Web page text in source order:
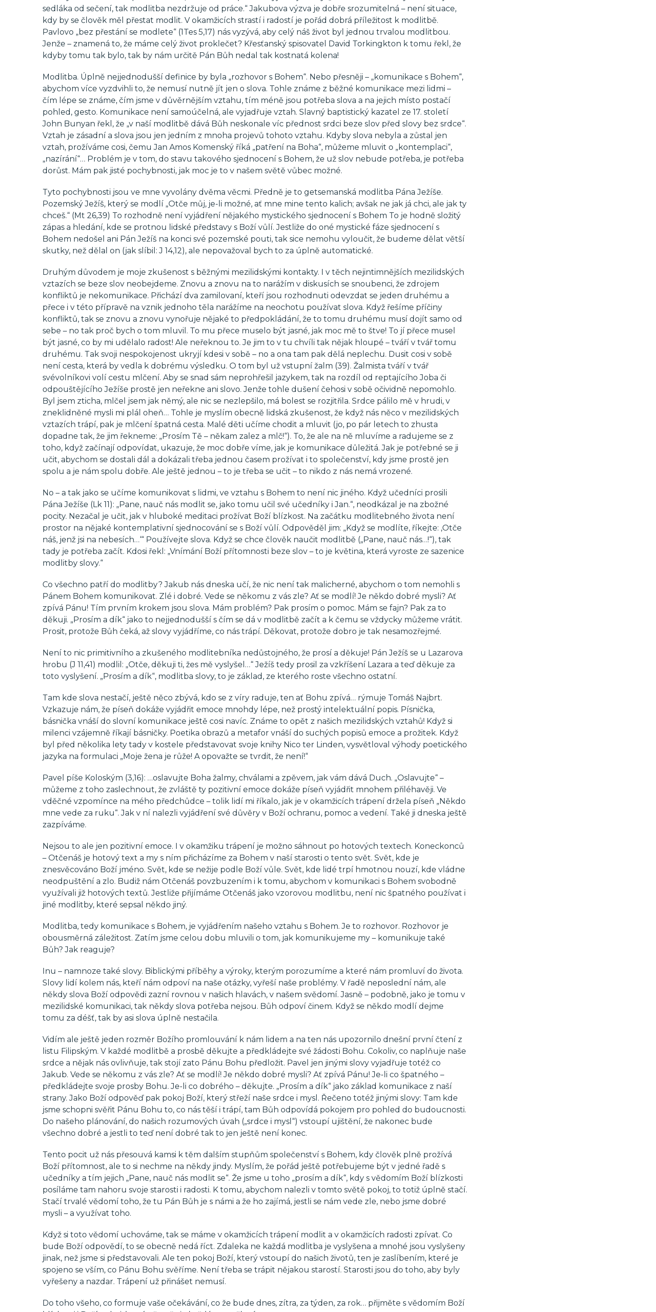
sedláka od sečení, tak modlitba nezdržuje od práce.“ Jakubova výzva je dobře srozumitelná – není situace,
kdy by se člověk měl přestat modlit. V okamžicích strastí i radostí je pořád dobrá příležitost k modlitbě.
Pavlovo „bez přestání se modlete“ (1Tes 5,17) nás vyzývá, aby celý náš život byl jednou trvalou modlitbou.
Jenže – znamená to, že máme celý život proklečet? Křesťanský spisovatel David Torkingkton k tomu řekl, že
kdyby tomu tak bylo, tak by nám určitě Pán Bůh nedal tak kostnatá kolena!
Modlitba. Úplně nejjednodušší definice by byla „rozhovor s Bohem“. Nebo přesněji – „komunikace s Bohem“,
abychom více vyzdvihli to, že nemusí nutně jít jen o slova. Tohle známe z běžné komunikace mezi lidmi –
čím lépe se známe, čím jsme v důvěrnějším vztahu, tím méně jsou potřeba slova a na jejich místo postačí
pohled, gesto. Komunikace není samoúčelná, ale vyjadřuje vztah. Slavný baptistický kazatel ze 17. století
John Bunyan řekl, že „v naší modlitbě dává Bůh neskonale víc přednost srdci beze slov před slovy bez srdce“.
Vztah je zásadní a slova jsou jen jedním z mnoha projevů tohoto vztahu. Kdyby slova nebyla a zůstal jen
vztah, prožíváme cosi, čemu Jan Amos Komenský říká „patření na Boha“, můžeme mluvit o „kontemplaci“,
„nazírání“… Problém je v tom, do stavu takového sjednocení s Bohem, že už slov nebude potřeba, je potřeba
dorůst. Mám pak jisté pochybnosti, jak moc je to v našem světě vůbec možné.
Tyto pochybnosti jsou ve mne vyvolány dvěma věcmi. Předně je to getsemanská modlitba Pána Ježíše.
Pozemský Ježíš, který se modlí „Otče můj, je-li možné, ať mne mine tento kalich; avšak ne jak já chci, ale jak ty
chceš.“ (Mt 26,39) To rozhodně není vyjádření nějakého mystického sjednocení s Bohem To je hodně složitý
zápas a hledání, kde se protnou lidské představy s Boží vůlí. Jestliže do oné mystické fáze sjednocení s
Bohem nedošel ani Pán Ježíš na konci své pozemské pouti, tak sice nemohu vyloučit, že budeme dělat větší
skutky, než dělal on (jak slíbil: J 14,12), ale nepovažoval bych to za úplně automatické.
Druhým důvodem je moje zkušenost s běžnými mezilidskými kontakty. I v těch nejintimnějších mezilidských
vztazích se beze slov neobejdeme. Znovu a znovu na to narážím v diskusích se snoubenci, že zdrojem
konfliktů je nekomunikace. Přichází dva zamilovaní, kteří jsou rozhodnuti odevzdat se jeden druhému a
přece i v této přípravě na vznik jednoho těla narážíme na neochotu používat slova. Když řešíme příčiny
konfliktů, tak se znovu a znovu vynořuje nějaké to předpokládání, že to tomu druhému musí dojít samo od
sebe – no tak proč bych o tom mluvil. To mu přece muselo být jasné, jak moc mě to štve! To jí přece musel
být jasné, co by mi udělalo radost! Ale neřeknou to. Je jim to v tu chvíli tak nějak hloupé – tváří v tvář tomu
druhému. Tak svoji nespokojenost ukryjí kdesi v sobě – no a ona tam pak dělá neplechu. Dusit cosi v sobě
není cesta, která by vedla k dobrému výsledku. O tom byl už vstupní žalm (39). Žalmista tváří v tvář
svévolníkovi volí cestu mlčení. Aby se snad sám neprohřešil jazykem, tak na rozdíl od reptajícího Joba či
odpouštějícího Ježíše prostě jen neřekne ani slovo. Jenže tohle dušení čehosi v sobě očividně nepomohlo.
Byl jsem zticha, mlčel jsem jak němý, ale nic se nezlepšilo, má bolest se rozjitřila. Srdce pálilo mě v hrudi, v
zneklidněné mysli mi plál oheň… Tohle je myslím obecně lidská zkušenost, že když nás něco v mezilidských
vztazích trápí, pak je mlčení špatná cesta. Malé děti učíme chodit a mluvit (jo, po pár letech to zhusta
dopadne tak, že jim řekneme: „Prosím Tě – někam zalez a mlč!“). To, že ale na ně mluvíme a radujeme se z
toho, když začínají odpovídat, ukazuje, že moc dobře víme, jak je komunikace důležitá. Jak je potřebné se ji
učit, abychom se dostali dál a dokázali třeba jednou časem prožívat i to společenství, kdy jsme prostě jen
spolu a je nám spolu dobře. Ale ještě jednou – to je třeba se učit – to nikdo z nás nemá vrozené.
No – a tak jako se učíme komunikovat s lidmi, ve vztahu s Bohem to není nic jiného. Když učedníci prosili
Pána Ježíše (Lk 11): „Pane, nauč nás modlit se, jako tomu učil své učedníky i Jan.“, neodkázal je na zbožné
pocity. Nezačal je učit, jak v hluboké meditaci prožívat Boží blízkost. Na začátku modlitebného života není
prostor na nějaké kontemplativní sjednocování se s Boží vůlí. Odpověděl jim: „Když se modlíte, říkejte: ‚Otče
náš, jenž jsi na nebesích…‘“ Používejte slova. Když se chce člověk naučit modlitbě („Pane, nauč nás…!“), tak
tady je potřeba začít. Kdosi řekl: „Vnímání Boží přítomnosti beze slov – to je květina, která vyroste ze sazenice
modlitby slovy.“
Co všechno patří do modlitby? Jakub nás dneska učí, že nic není tak malicherné, abychom o tom nemohli s
Pánem Bohem komunikovat. Zlé i dobré. Vede se někomu z vás zle? Ať se modlí! Je někdo dobré mysli? Ať
zpívá Pánu! Tím prvním krokem jsou slova. Mám problém? Pak prosím o pomoc. Mám se fajn? Pak za to
děkuji. „Prosím a dík“ jako to nejjednodušší s čím se dá v modlitbě začít a k čemu se vždycky můžeme vrátit.
Prosit, protože Bůh čeká, až slovy vyjádříme, co nás trápí. Děkovat, protože dobro je tak nesamozřejmé.
Není to nic primitivního a zkušeného modlitebníka nedůstojného, že prosí a děkuje! Pán Ježíš se u Lazarova
hrobu (J 11,41) modlil: „Otče, děkuji ti, žes mě vyslyšel…“ Ježíš tedy prosil za vzkříšení Lazara a teď děkuje za
toto vyslyšení. „Prosím a dík“, modlitba slovy, to je základ, ze kterého roste všechno ostatní.
Tam kde slova nestačí, ještě něco zbývá, kdo se z víry raduje, ten ať Bohu zpívá… rýmuje Tomáš Najbrt.
Vzkazuje nám, že píseň dokáže vyjádřit emoce mnohdy lépe, než prostý intelektuální popis. Písnička,
básnička vnáší do slovní komunikace ještě cosi navíc. Známe to opět z našich mezilidských vztahů! Když si
milenci vzájemně říkají básničky. Poetika obrazů a metafor vnáší do suchých popisů emoce a prožitek. Když
byl před několika lety tady v kostele představovat svoje knihy Nico ter Linden, vysvětloval výhody poetického
jazyka na formulaci „Moje žena je růže! A opovažte se tvrdit, že není!“
Pavel píše Koloským (3,16): …oslavujte Boha žalmy, chválami a zpěvem, jak vám dává Duch. „Oslavujte“ –
můžeme z toho zaslechnout, že zvláště ty pozitivní emoce dokáže píseň vyjádřit mnohem přiléhavěji. Ve
vděčné vzpomínce na mého předchůdce – tolik lidí mi říkalo, jak je v okamžicích trápení držela píseň „Někdo
mne vede za ruku“. Jak v ní nalezli vyjádření své důvěry v Boží ochranu, pomoc a vedení. Také ji dneska ještě
zazpíváme.
Nejsou to ale jen pozitivní emoce. I v okamžiku trápení je možno sáhnout po hotových textech. Koneckonců
– Otčenáš je hotový text a my s ním přicházíme za Bohem v naší starosti o tento svět. Svět, kde je
znesvěcováno Boží jméno. Svět, kde se nežije podle Boží vůle. Svět, kde lidé trpí hmotnou nouzí, kde vládne
neodpuštění a zlo. Budiž nám Otčenáš povzbuzením i k tomu, abychom v komunikaci s Bohem svobodně
využívali již hotových textů. Jestliže přijímáme Otčenáš jako vzorovou modlitbu, není nic špatného používat i
jiné modlitby, které sepsal někdo jiný.
Modlitba, tedy komunikace s Bohem, je vyjádřením našeho vztahu s Bohem. Je to rozhovor. Rozhovor je
obousměrná záležitost. Zatím jsme celou dobu mluvili o tom, jak komunikujeme my – komunikuje také
Bůh? Jak reaguje?
Inu – namnoze také slovy. Biblickými příběhy a výroky, kterým porozumíme a které nám promluví do života.
Slovy lidí kolem nás, kteří nám odpoví na naše otázky, vyřeší naše problémy. V řadě neposlední nám, ale
někdy slova Boží odpovědi zazní rovnou v našich hlavách, v našem svědomí. Jasně – podobně, jako je tomu v
mezilidské komunikaci, tak někdy slova potřeba nejsou. Bůh odpoví činem. Když se někdo modlí dejme
tomu za déšť, tak by asi slova úplně nestačila.
Vidím ale ještě jeden rozměr Božího promlouvání k nám lidem a na ten nás upozornilo dnešní první čtení z
listu Filipským. V každé modlitbě a prosbě děkujte a předkládejte své žádosti Bohu. Cokoliv, co naplňuje naše
srdce a nějak nás ovlivňuje, tak stojí zato Pánu Bohu předložit. Pavel jen jinými slovy vyjadřuje totéž co
Jakub. Vede se někomu z vás zle? Ať se modlí! Je někdo dobré mysli? Ať zpívá Pánu! Je-li co špatného –
předkládejte svoje prosby Bohu. Je-li co dobrého – děkujte. „Prosím a dík“ jako základ komunikace z naší
strany. Jako Boží odpověď pak pokoj Boží, který střeží naše srdce i mysl. Řečeno totéž jinými slovy: Tam kde
jsme schopni svěřit Pánu Bohu to, co nás těší i trápí, tam Bůh odpovídá pokojem pro pohled do budoucnosti.
Do našeho plánování, do našich rozumových úvah („srdce i mysl“) vstoupí ujištění, že nakonec bude
všechno dobré a jestli to teď není dobré tak to jen ještě není konec.
Tento pocit už nás přesouvá kamsi k těm dalším stupňům společenství s Bohem, kdy člověk plně prožívá
Boží přítomnost, ale to si nechme na někdy jindy. Myslím, že pořád ještě potřebujeme být v jedné řadě s
učedníky a tím jejich „Pane, nauč nás modlit se“. Že jsme u toho „prosím a dík“, kdy s vědomím Boží blízkosti
posíláme tam nahoru svoje starosti i radosti. K tomu, abychom nalezli v tomto světě pokoj, to totiž úplně stačí.
Stačí trvalé vědomí toho, že tu Pán Bůh je s námi a že ho zajímá, jestli se nám vede zle, nebo jsme dobré
mysli – a využívat toho.
Když si toto vědomí uchováme, tak se máme v okamžicích trápení modlit a v okamžicích radosti zpívat. Co
bude Boží odpovědí, to se obecně nedá říct. Zdaleka ne každá modlitba je vyslyšena a mnohé jsou vyslyšeny
jinak, než jsme si představovali. Ale ten pokoj Boží, který vstoupí do našich životů, ten je zaslíbením, které je
spojeno se vším, co Pánu Bohu svěříme. Není třeba se trápit nějakou starostí. Starosti jsou do toho, aby byly
vyřešeny a nazdar. Trápení už přinášet nemusí.
Do toho všeho, co formuje vaše očekávání, co že bude dnes, zítra, za týden, za rok… přijměte s vědomím Boží